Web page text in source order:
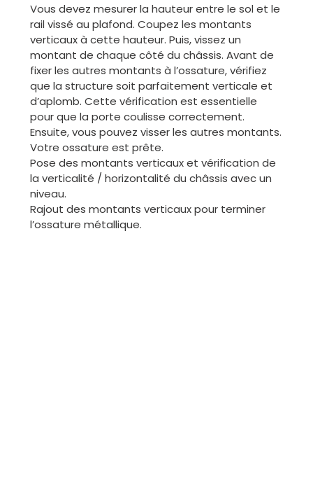
Vous devez mesurer la hauteur entre le sol et le
rail vissé au plafond. Coupez les montants
verticaux à cette hauteur. Puis, vissez un
montant de chaque côté du châssis. Avant de
fixer les autres montants à l’ossature, vérifiez
que la structure soit parfaitement verticale et
d’aplomb. Cette vérification est essentielle
pour que la porte coulisse correctement.
Ensuite, vous pouvez visser les autres montants.
Votre ossature est prête.
Pose des montants verticaux et vérification de
la verticalité / horizontalité du châssis avec un
niveau.
Rajout des montants verticaux pour terminer
l’ossature métallique.